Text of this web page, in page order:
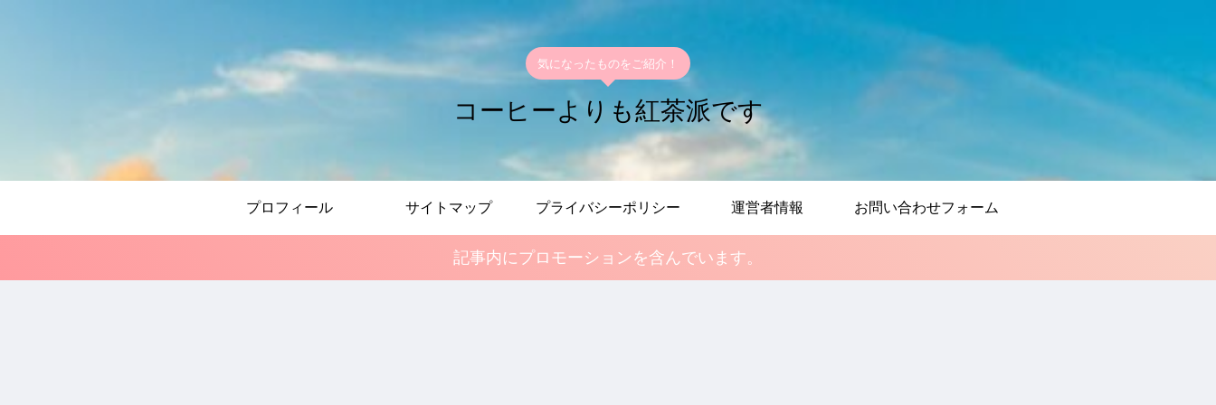
気になったものをご紹介！
コーヒーよりも紅茶派です
プロフィール サイトマップ プライバシーポリシー 運営者情報 お問い合わせフォーム
記事内にプロモーションを含んでいます。